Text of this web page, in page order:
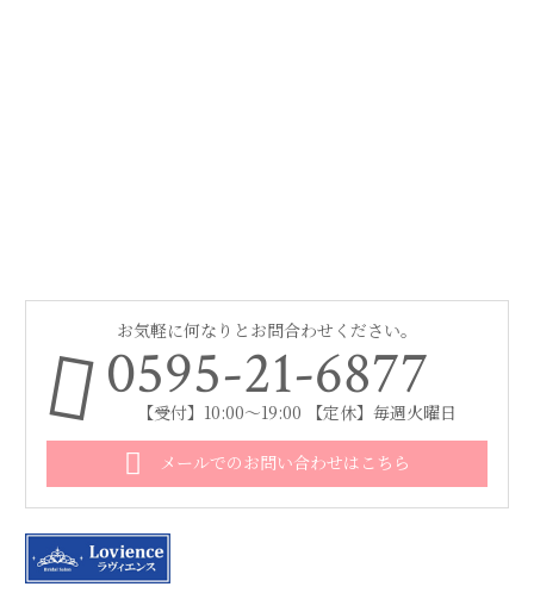
お気軽に何なりとお問合わせください。
0595-21-6877
【受付】10:00～19:00 【定休】毎週火曜日
メールでのお問い合わせはこちら